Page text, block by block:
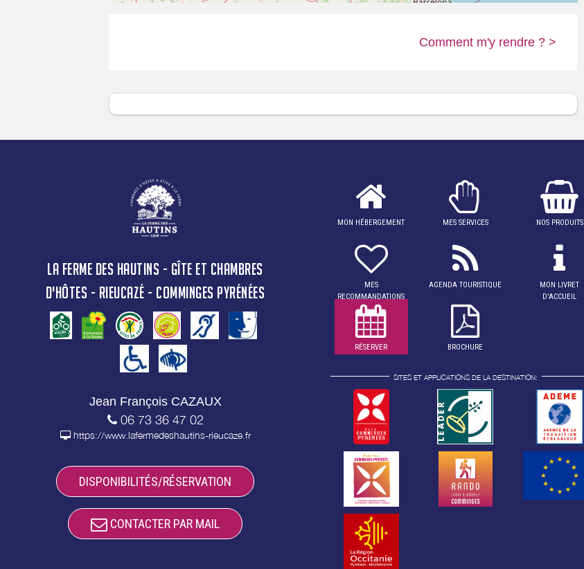
Comment m'y rendre ? >
LA FERME DES HAUTINS - GÎTE ET CHAMBRES
D'HÔTES - RIEUCAZÉ - COMMINGES PYRÉNÉES
Jean François CAZAUX
06 73 36 47 02
https://www.lafermedeshautins-rieucaze.fr
DISPONIBILITÉS/RÉSERVATION
CONTACTER PAR MAIL
MON HÉBERGEMENT MES SERVICES NOS PRODUITS
MES
RECOMMANDATIONS
AGENDA TOURISTIQUE
MON LIVRET
D'ACCUEIL
RÉSERVER BROCHURE
SITES ET APPLICATIONS DE LA DESTINATION: